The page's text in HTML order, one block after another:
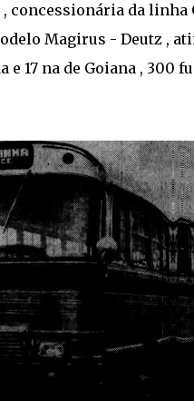
concessionária da linha
Magirus - Deutz ,
17 na de Goiana , 300